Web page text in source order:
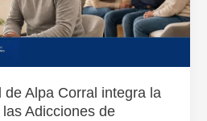
Alpa Corral integra la
Adicciones de